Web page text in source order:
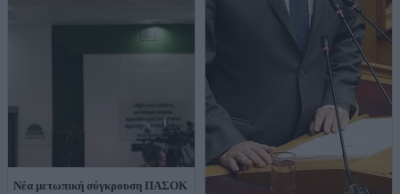
Νέα μετωπική σύγκρουση ΠΑΣΟΚ